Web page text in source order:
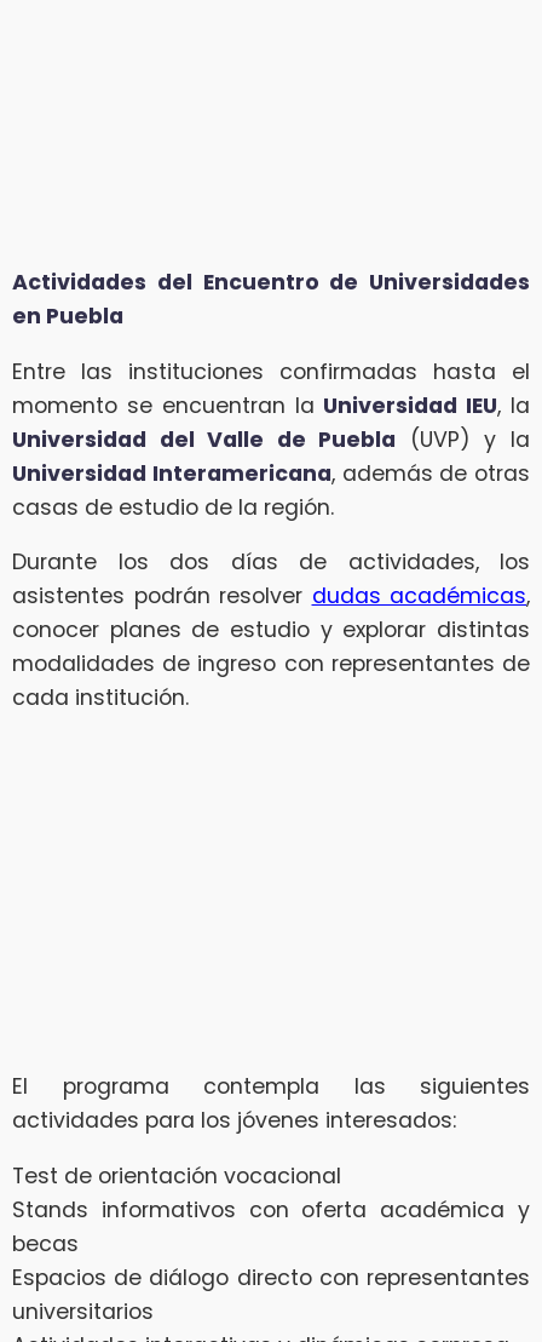
Actividades del Encuentro de Universidades
en Puebla
Entre las instituciones confirmadas hasta el
momento se encuentran la Universidad IEU, la
Universidad del Valle de Puebla (UVP) y la
Universidad Interamericana, además de otras
casas de estudio de la región.
Durante los dos días de actividades, los
asistentes podrán resolver dudas académicas,
conocer planes de estudio y explorar distintas
modalidades de ingreso con representantes de
cada institución.
El programa contempla las siguientes
actividades para los jóvenes interesados:
Test de orientación vocacional
Stands informativos con oferta académica y
becas
Espacios de diálogo directo con representantes
universitarios